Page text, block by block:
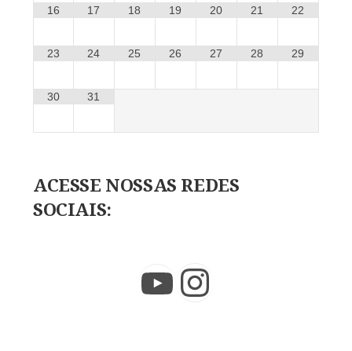
16 17 18 19 20 21 22
23 24 25 26 27 28 29
30 31
ACESSE NOSSAS REDES
SOCIAIS:
YouTube
Instagram